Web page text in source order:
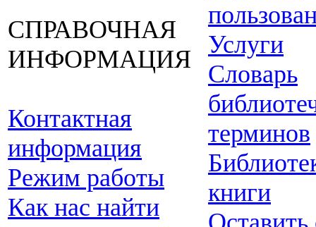
СПРАВОЧНАЯ
ИНФОРМАЦИЯ
Контактная
информация
Режим работы
Как нас найти
Услуги
Словарь
терминов
книги